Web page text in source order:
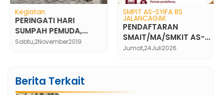
Kegiatan
PERINGATI HARI
SUMPAH PEMUDA,
SMPIT AS-SYIFA
Sabtu,2November2019
SMPIT AS-SYIFA BS
JALANCAGAK
PENDAFTARAN
SMAIT/MA/SMKIT AS-
SYIFA JALUR ALUMNI
Jumat,24Juli2026
Berita Terkait